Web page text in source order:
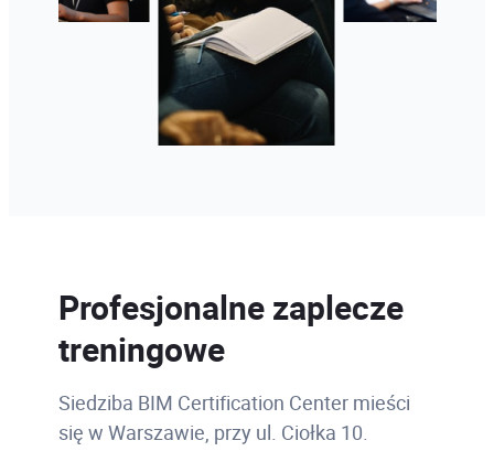
Profesjonalne zaplecze
treningowe
Siedziba BIM Certification Center mieści
się w Warszawie, przy ul. Ciołka 10.